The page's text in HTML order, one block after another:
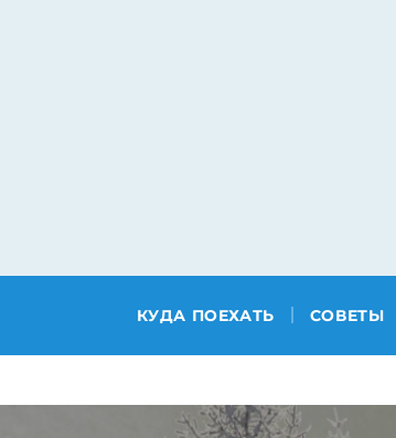
КУДА ПОЕХАТЬ СОВЕТЫ